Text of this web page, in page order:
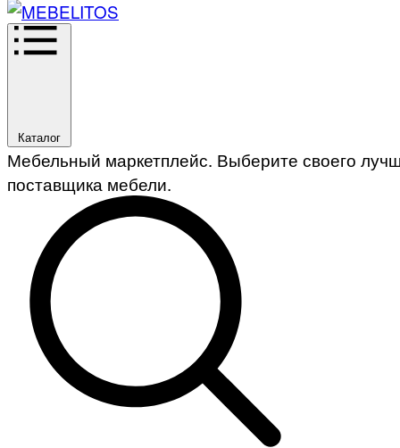
Каталог
Мебельный маркетплейс. Выберите своего
поставщика мебели.